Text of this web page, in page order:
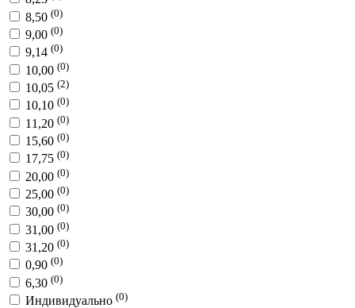
8,50 (0)
9,00 (0)
9,14 (0)
10,00 (0)
10,05 (2)
10,10 (0)
11,20 (0)
15,60 (0)
17,75 (0)
20,00 (0)
25,00 (0)
30,00 (0)
31,00 (0)
31,20 (0)
0,90 (0)
6,30 (0)
Индивидуально (0)